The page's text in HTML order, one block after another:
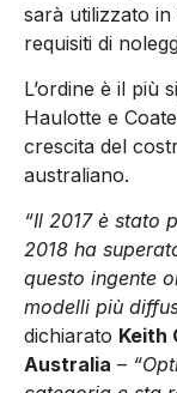
sarà utilizzato in
requisiti di
L’ordine è il più
Haulotte e
crescita del
australiano.
“Il 2017 è stato
2018 ha
questo ingente
modelli più
dichiarato Keith
Australia –